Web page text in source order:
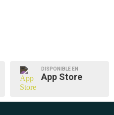
DISPONIBLE EN
App Store